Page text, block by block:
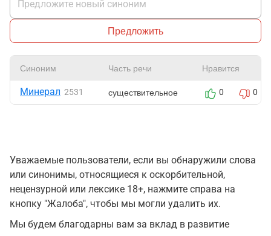
Предложить
Синоним Часть речи Нравится
Минерал 2531 существительное 0 0
Уважаемые пользователи, если вы обнаружили слова
или синонимы, относящиеся к оскорбительной,
нецензурной или лексике 18+, нажмите справа на
кнопку "Жалоба", чтобы мы могли удалить их.
Мы будем благодарны вам за вклад в развитие